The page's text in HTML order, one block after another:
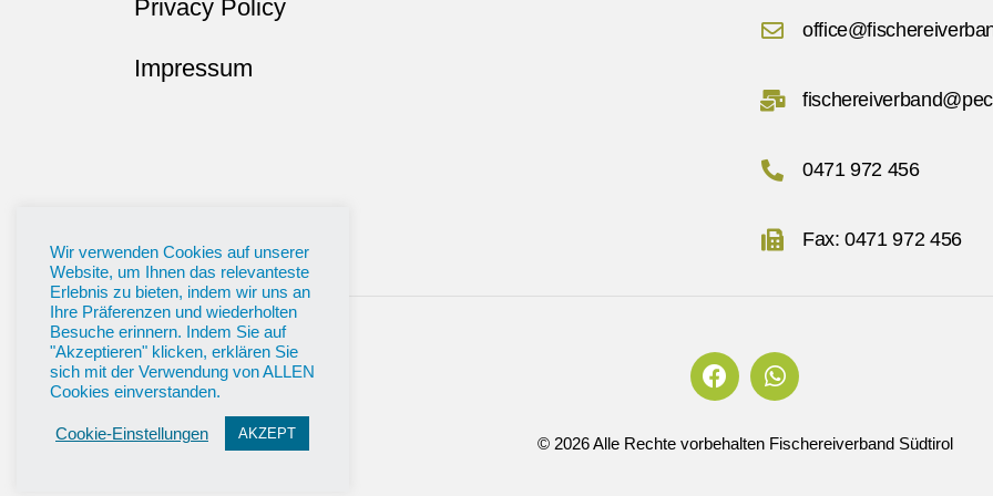
Privacy Policy
Impressum
0471 972 456
Fax: 0471 972 456
© 2026Alle Rechte vorbehalten Fischereiverband Südtirol
Wir verwenden Cookies auf unserer
Website, um Ihnen das relevanteste
Erlebnis zu bieten, indem wir uns an
Ihre Präferenzen und wiederholten
Besuche erinnern. Indem Sie auf
"Akzeptieren" klicken, erklären Sie
sich mit der Verwendung von ALLEN
Cookies einverstanden.
Cookie-Einstellungen AKZEPT